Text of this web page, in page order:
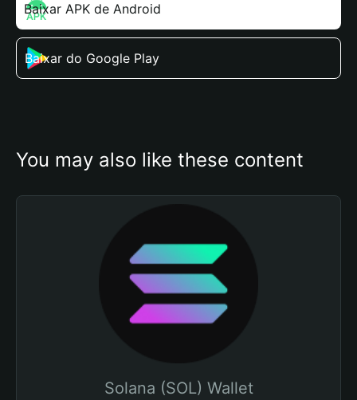
Baixar APK de Android
Baixar do Google Play
You may also like these content
Solana (SOL) Wallet